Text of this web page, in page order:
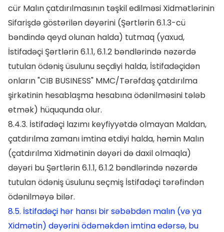
cür Malın çatdırılmasının təşkil edilməsi Xidmətlərinin
Sifarişdə göstərilən dəyərini (Şərtlərin 6.1.3-cü
bəndində qeyd olunan halda) tutmaq (yaxud,
İstifadəçi Şərtlərin 6.1.1, 6.1.2 bəndlərində nəzərdə
tutulan ödəniş üsulunu seçdiyi halda, İstifadəçidən
onların "CIB BUSINESS" MMC/Tərəfdaş çatdırılma
şirkətinin hesablaşma hesabına ödənilməsini tələb
etmək) hüququnda olur.
8.4.3. İstifadəçi lazımı keyfiyyətdə olmayan Maldan,
çatdırılma zamanı imtina etdiyi halda, həmin Malın
(çatdırılma Xidmətinin dəyəri də daxil olmaqla)
dəyəri bu Şərtlərin 6.1.1, 6.1.2 bəndlərində nəzərdə
tutulan ödəniş üsulunu seçmiş İstifadəçi tərəfindən
ödənilməyə bilər.
8.5. İstifadəçi hər hansı bir səbəbdən malın (və ya
Xidmətin) dəyərini ödəməkdən imtina edərsə, bu